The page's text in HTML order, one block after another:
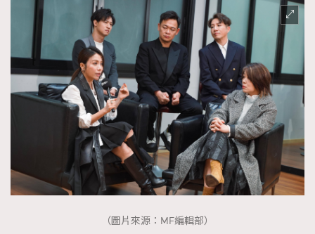
（圖片來源：MF編輯部）